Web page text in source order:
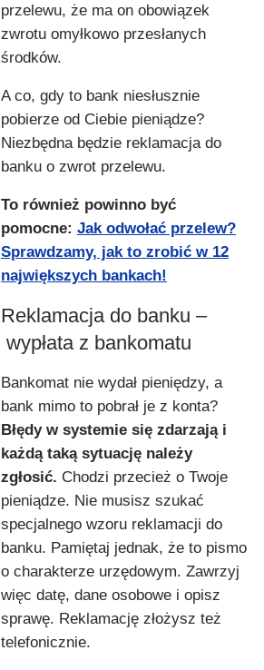
przelewu, że ma on obowiązek
zwrotu omyłkowo przesłanych
środków.
A co, gdy to bank niesłusznie
pobierze od Ciebie pieniądze?
Niezbędna będzie reklamacja do
banku o zwrot przelewu.
To również powinno być
pomocne: Jak odwołać przelew?
Sprawdzamy, jak to zrobić w 12
największych bankach!
Reklamacja do banku –
wypłata z bankomatu
Bankomat nie wydał pieniędzy, a
bank mimo to pobrał je z konta?
Błędy w systemie się zdarzają i
każdą taką sytuację należy
zgłosić. Chodzi przecież o Twoje
pieniądze. Nie musisz szukać
specjalnego wzoru reklamacji do
banku. Pamiętaj jednak, że to pismo
o charakterze urzędowym. Zawrzyj
więc datę, dane osobowe i opisz
sprawę. Reklamację złożysz też
telefonicznie.